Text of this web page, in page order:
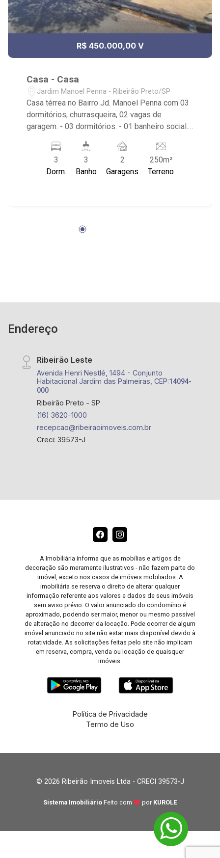
R$ 450.000,00 V
Casa - Casa
Jardim Manoel Penna - Ribeirão Preto/SP
Casa térrea no Bairro Jd. Manoel Penna com 03
dormitórios, churrasqueira, 02 vagas de
garagem. - 03 dormitórios. - 01 banheiro social. -
quintal e corredor lateral. - Edicula com 01
quarto, 01 copa e 01 banheiro. - vestiário. -
quarto / depósito. - varanda com churrasqueira. -
negócios. Contando com uma equipe atuante de
comercializando imóveis de terceiros e
própria - em uma das melhores avenidas da
cidade - Av. Professor João Fiúsa, 1147 - Alto
3
Dorm.
3
Banho
2
Garagens
250m²
Terreno
Endereço
Ribeirão Leste
Avenida Henri Nestlé, 1494 - Conjunto
Habitacional Jardim das Palmeiras, CEP:14094-
000
Ribeirão Preto - SP
(16) 3620-1000
recepcao@ribeiraoimoveis.com.br
Creci: 39573-J
A Imobiliária informa que as mobílias e artigos de
decoração são meramente ilustrativos - não fazem parte do
imóvel, exceto nos casos de imóveis mobiliados. A
imobiliária se reserva o direito de alterar qualquer
informação referente aos valores e dados de seus imóveis
sem aviso prévio. O valor anunciado do condomínio é
aproximado, podendo ser maior, menor ou mesmo passível
de alteração no decorrer da locação. Pode ocorrer de algum
imóvel anunciado no site não estar mais disponível devido à
rotatividade. As solicitações feitas pelo site não implicam
em reserva, compra, venda ou locação de quaisquer
imóveis.
Política de Privacidade
Termo de Uso
© 2026 Ribeirão Imoveis Ltda - CRECI 39573-J
Sistema Imobiliário Feito com por KUROLE